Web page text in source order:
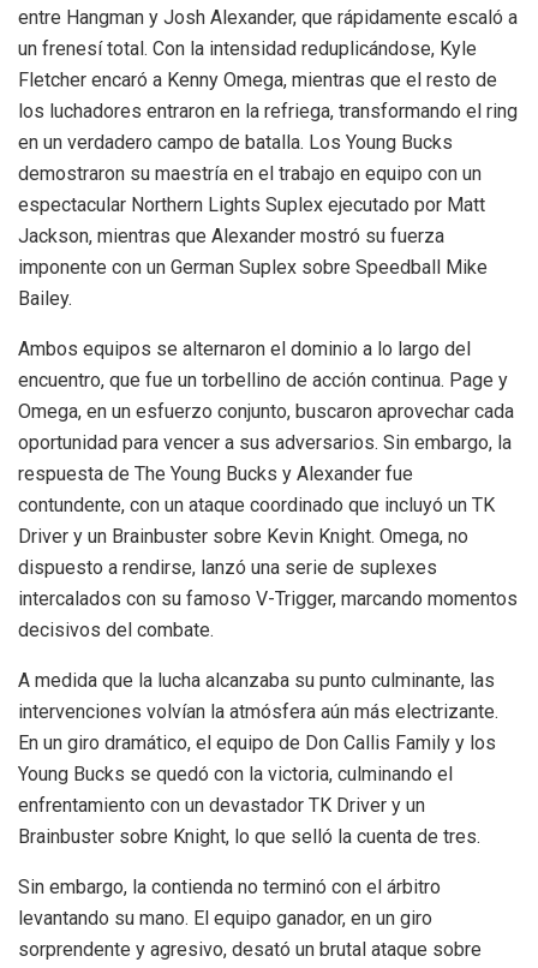
entre Hangman y Josh Alexander, que rápidamente escaló a
un frenesí total. Con la intensidad reduplicándose, Kyle
Fletcher encaró a Kenny Omega, mientras que el resto de
los luchadores entraron en la refriega, transformando el ring
en un verdadero campo de batalla. Los Young Bucks
demostraron su maestría en el trabajo en equipo con un
espectacular Northern Lights Suplex ejecutado por Matt
Jackson, mientras que Alexander mostró su fuerza
imponente con un German Suplex sobre Speedball Mike
Bailey.
Ambos equipos se alternaron el dominio a lo largo del
encuentro, que fue un torbellino de acción continua. Page y
Omega, en un esfuerzo conjunto, buscaron aprovechar cada
oportunidad para vencer a sus adversarios. Sin embargo, la
respuesta de The Young Bucks y Alexander fue
contundente, con un ataque coordinado que incluyó un TK
Driver y un Brainbuster sobre Kevin Knight. Omega, no
dispuesto a rendirse, lanzó una serie de suplexes
intercalados con su famoso V-Trigger, marcando momentos
decisivos del combate.
A medida que la lucha alcanzaba su punto culminante, las
intervenciones volvían la atmósfera aún más electrizante.
En un giro dramático, el equipo de Don Callis Family y los
Young Bucks se quedó con la victoria, culminando el
enfrentamiento con un devastador TK Driver y un
Brainbuster sobre Knight, lo que selló la cuenta de tres.
Sin embargo, la contienda no terminó con el árbitro
levantando su mano. El equipo ganador, en un giro
sorprendente y agresivo, desató un brutal ataque sobre